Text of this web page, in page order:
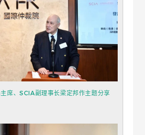
席、SCIA副理事长梁定邦作主题分享